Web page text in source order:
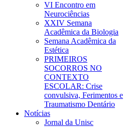
VI Encontro em
Neurociências
XXIV Semana
Acadêmica da Biologia
Semana Acadêmica da
Estética
PRIMEIROS
SOCORROS NO
CONTEXTO
ESCOLAR: Crise
convulsiva, Ferimentos e
Traumatismo Dentário
Notícias
Jornal da Unisc